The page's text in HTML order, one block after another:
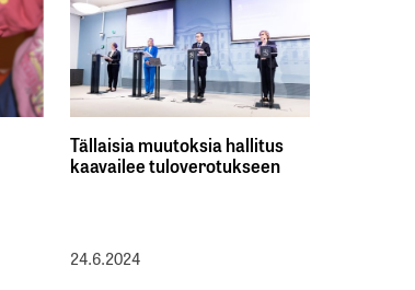
Tällaisia muutoksia hallitus
kaavailee tuloverotukseen
24.6.2024